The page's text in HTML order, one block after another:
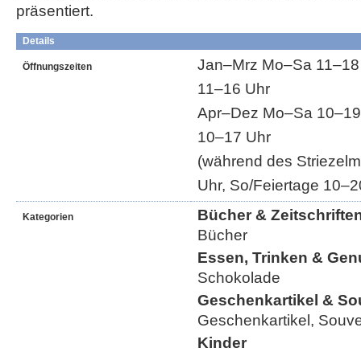
präsentiert.
Details
Öffnungszeiten
Jan–Mrz Mo–Sa
11–16 Uhr
Apr–Dez Mo–Sa
10–17 Uhr
(während des
Uhr, So/Feiertage
Kategorien
Bücher &
Bücher
Essen, Trinken &
Schokolade
Geschenkartikel &
Geschenkartikel,
Kinder